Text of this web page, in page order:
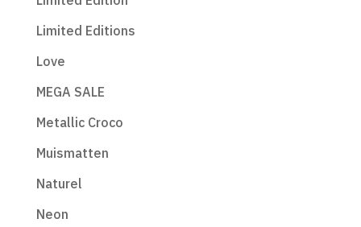
Limited Editions
Love
MEGA SALE
Metallic Croco
Muismatten
Naturel
Neon